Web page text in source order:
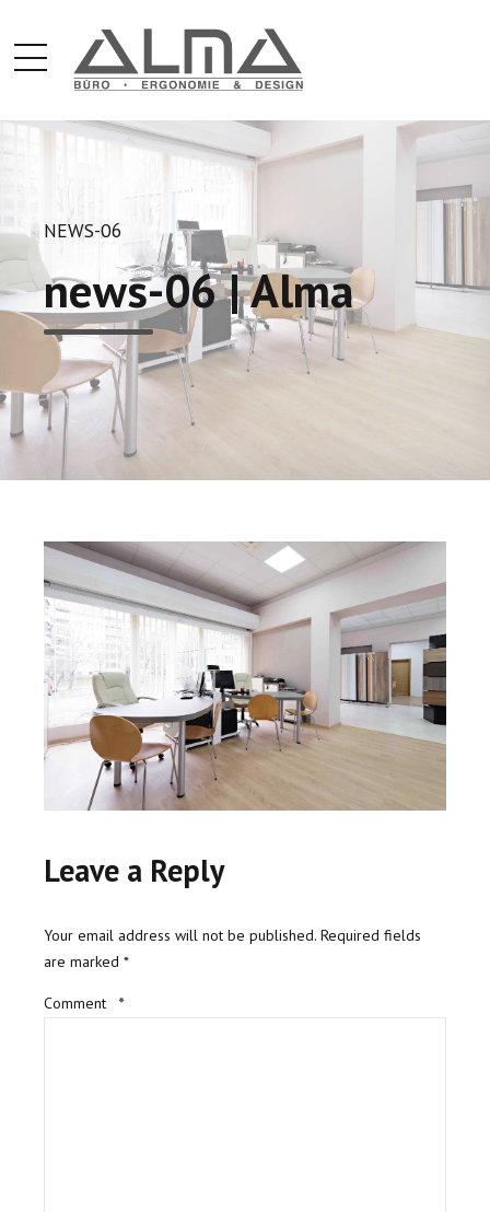
NEWS-06
news-06 | Alma
Leave a Reply
Your email address will not be published. Required fields
are marked *
Comment *